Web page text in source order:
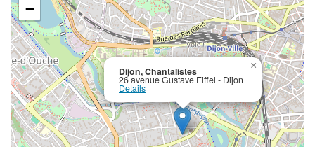
Dijon, Chantalistes
26 avenue Gustave Eiffel - Dijon
Details
×
−